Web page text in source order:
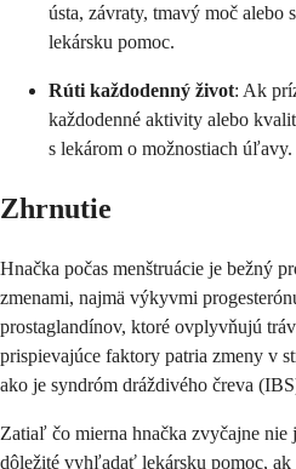
ústa, závraty, tmavý moč
lekársku pomoc.
Rúti každodenný život: Ak
každodenné aktivity alebo
s lekárom o možnostiach úľavy.
Zhrnutie
Hnačka počas menštruácie je bežný
zmenami, najmä výkyvmi
prostaglandínov, ktoré ovplyvňujú
prispievajúce faktory patria zmeny v
ako je syndróm dráždivého čreva
Zatiaľ čo mierna hnačka zvyčajne nie
dôležité vyhľadať lekársku pomoc,